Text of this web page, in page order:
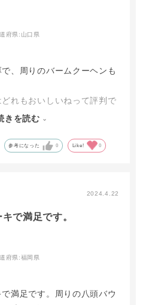
府県: 山口県
、周りのバームクーヘンも
れもおいしいねって評判で
。
きを読む
参考になった 0 Like! 0
2024.4.22
で満足です。
府県:福岡県
満足です。周りの八頭バウ